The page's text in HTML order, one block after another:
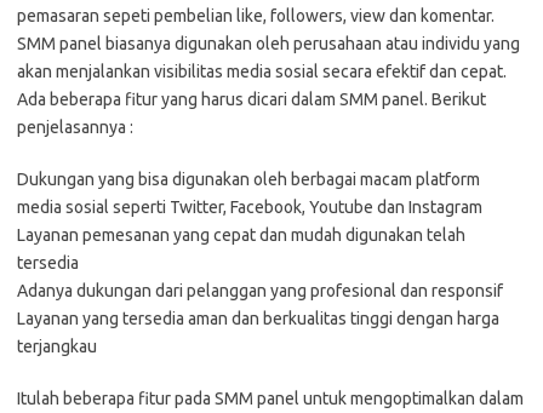
pemasaran sepeti pembelian like, followers, view dan komentar.
SMM panel biasanya digunakan oleh perusahaan atau individu yang
akan menjalankan visibilitas media sosial secara efektif dan cepat.
Ada beberapa fitur yang harus dicari dalam SMM panel. Berikut
penjelasannya :
Dukungan yang bisa digunakan oleh berbagai macam platform
media sosial seperti Twitter, Facebook, Youtube dan Instagram
Layanan pemesanan yang cepat dan mudah digunakan telah
tersedia
Adanya dukungan dari pelanggan yang profesional dan responsif
Layanan yang tersedia aman dan berkualitas tinggi dengan harga
terjangkau
Itulah beberapa fitur pada SMM panel untuk mengoptimalkan dalam